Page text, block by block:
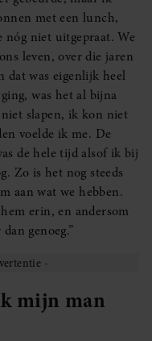
met een lunch,
nóg niet uitgepraat. We
leven, over die jaren
dat was eigenlijk heel
was het al bijna
slapen, ik kon niet
voelde ik me. De
de hele tijd alsof ik bij
Zo is het nog steeds
aan wat we hebben.
erin, en andersom
genoeg.”
mijn man